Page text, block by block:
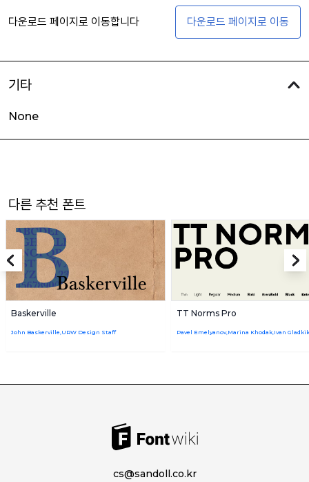
다운로드 페이지로 이동합니다 다운로드 페이지로 이동
기타
None
다른 추천 폰트
Baskerville
John Baskerville,URW Design Staff
TT Norms Pro
cs@sandoll.co.kr